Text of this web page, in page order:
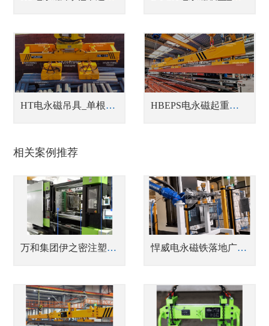
HT电永磁吊具_单根、单排或成捆钢管吊具 HBEPS电永磁起重器_蓄电池式型材吊具
相关案例推荐
万和集团伊之密注塑机磁力模板 悍威电永磁铁落地广东汽车自动化产线 助力铸铁刹车盘数控加工无人化升级